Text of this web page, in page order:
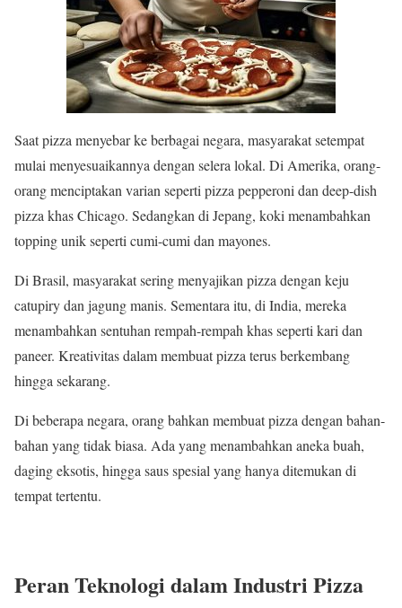
Saat pizza menyebar ke berbagai negara, masyarakat setempat
mulai menyesuaikannya dengan selera lokal. Di Amerika, orang-
orang menciptakan varian seperti pizza pepperoni dan deep-dish
pizza khas Chicago. Sedangkan di Jepang, koki menambahkan
topping unik seperti cumi-cumi dan mayones.
Di Brasil, masyarakat sering menyajikan pizza dengan keju
catupiry dan jagung manis. Sementara itu, di India, mereka
menambahkan sentuhan rempah-rempah khas seperti kari dan
paneer. Kreativitas dalam membuat pizza terus berkembang
hingga sekarang.
Di beberapa negara, orang bahkan membuat pizza dengan bahan-
bahan yang tidak biasa. Ada yang menambahkan aneka buah,
daging eksotis, hingga saus spesial yang hanya ditemukan di
tempat tertentu.
Peran Teknologi dalam Industri Pizza